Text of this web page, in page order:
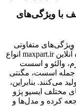
با ویژگی‌های
ویژگی‌های متفاوتی
عرضه می‌شوند. به عنوان مثال، در فروشگاه آنلاین maxpart.ir انواع
والئو و اسست
جمله اسست، مگنتی
. بنابراین،
مختلف ایسیو پژو
کرده و مدل‌ها و